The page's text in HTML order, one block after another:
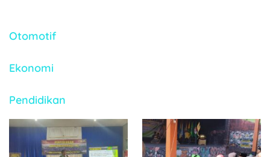
Otomotif
Ekonomi
Pendidikan